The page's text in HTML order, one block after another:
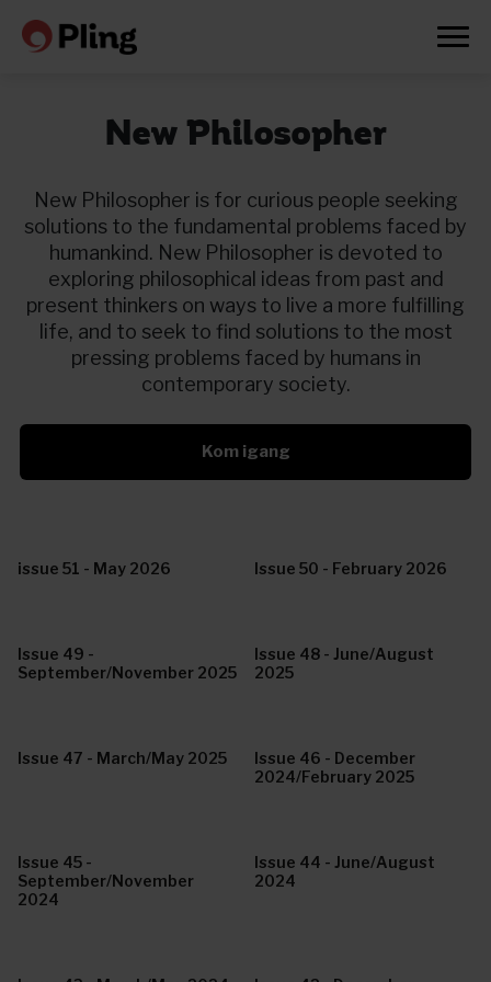
Prøv en måned gratis
New Philosopher
New Philosopher is for curious people seeking
solutions to the fundamental problems faced by
humankind. New Philosopher is devoted to
exploring philosophical ideas from past and
present thinkers on ways to live a more fulfilling
life, and to seek to find solutions to the most
pressing problems faced by humans in
contemporary society.
Kom igang
issue 51 - May 2026 Issue 50 - February 2026
Issue 49 -
September/November 2025
Issue 48 - June/August
2025
Issue 47 - March/May 2025
Issue 46 - December
2024/February 2025
Issue 45 -
September/November
2024
Issue 44 - June/August
2024